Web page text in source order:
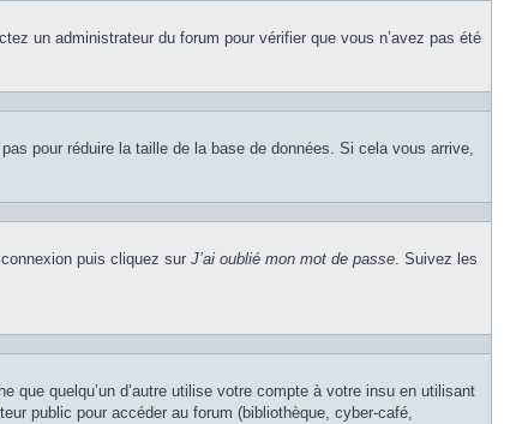
un administrateur du forum pour vérifier que vous n’avez pas été
pour réduire la taille de la base de données. Si cela vous arrive,
puis cliquez sur J’ai oublié mon mot de passe. Suivez les
que quelqu’un d’autre utilise votre compte à votre insu en utilisant
public pour accéder au forum (bibliothèque, cyber-café,